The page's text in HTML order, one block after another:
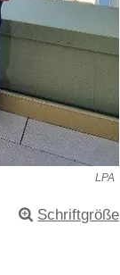
LPA
Schriftgröße